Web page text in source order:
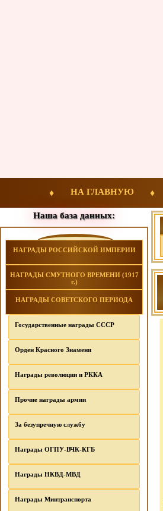
НА ГЛАВНУЮ
Наша база данных:
НАГРАДЫ РОССИЙСКОЙ ИМПЕРИИ
НАГРАДЫ СМУТНОГО ВРЕМЕНИ (1917
г.)
НАГРАДЫ СОВЕТСКОГО ПЕРИОДА
Государственные награды СССР
Орден Красного Знамени
Награды революции и РККА
Прочие награды армии
За безупречную службу
Награды ОГПУ-ВЧК-КГБ
Награды НКВД-МВД
Награды Минтранспорта